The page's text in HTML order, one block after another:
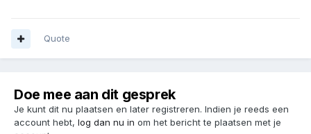
Quote
Doe mee aan dit gesprek
Je kunt dit nu plaatsen en later registreren. Indien je reeds een
account hebt, log dan nu in om het bericht te plaatsen met je